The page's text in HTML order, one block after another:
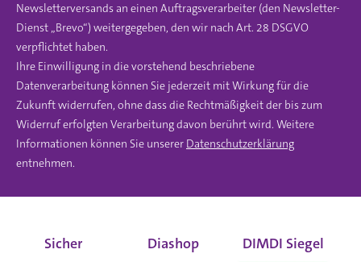
Newsletterversands an einen Auftragsverarbeiter (den Newsletter-
Dienst „Brevo“) weitergegeben, den wir nach Art. 28 DSGVO
verpflichtet haben.
Ihre Einwilligung in die vorstehend beschriebene
Datenverarbeitung können Sie jederzeit mit Wirkung für die
Zukunft widerrufen, ohne dass die Rechtmäßigkeit der bis zum
Widerruf erfolgten Verarbeitung davon berührt wird. Weitere
Informationen können Sie unserer Datenschutzerklärung
entnehmen.
Sicher
Diashop
DIMDI Siegel